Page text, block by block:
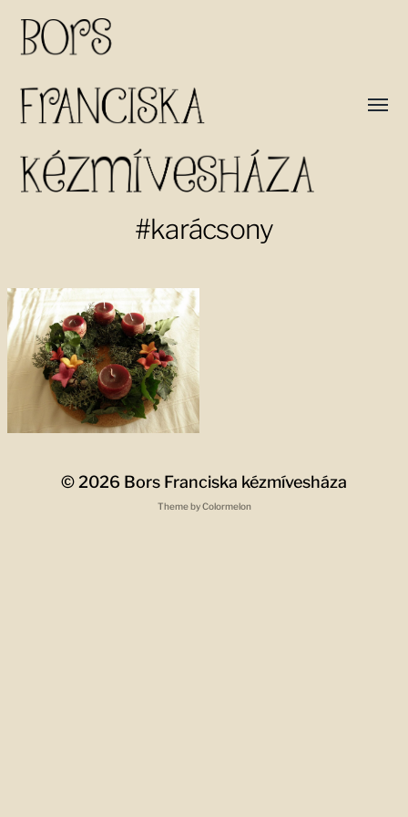
#karácsony
© 2026 Bors Franciska kézmívesháza
Theme byColormelon